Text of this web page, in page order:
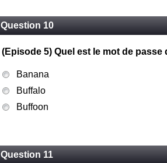
Question 10
(Episode 5) Quel est le mot de
Banana
Buffalo
Buffoon
Question 11